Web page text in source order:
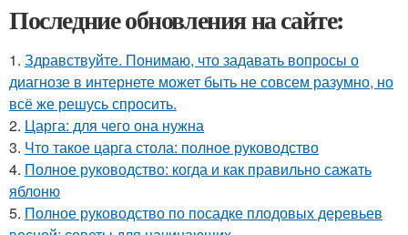
Последние обновления на сайте:
1. Здравствуйте. Понимаю, что задавать вопросы о
диагнозе в интернете может быть не совсем разумно, но
всё же решусь спросить.
2. Царга: для чего она нужна
3. Что такое царга стола: полное руководство
4. Полное руководство: когда и как правильно сажать
яблоню
5. Полное руководство по посадке плодовых деревьев